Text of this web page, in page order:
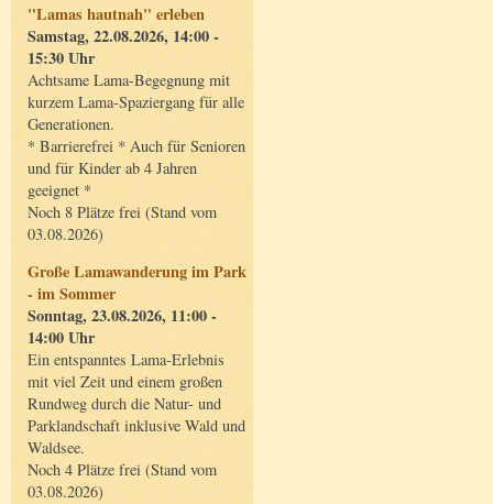
"Lamas hautnah" erleben
Samstag, 22.08.2026, 14:00 -
15:30 Uhr
Achtsame Lama-Begegnung mit
kurzem Lama-Spaziergang für alle
Generationen.
* Barrierefrei * Auch für Senioren
und für Kinder ab 4 Jahren
geeignet *
Noch 8 Plätze frei (Stand vom
03.08.2026)
Große Lamawanderung im Park
- im Sommer
Sonntag, 23.08.2026, 11:00 -
14:00 Uhr
Ein entspanntes Lama-Erlebnis
mit viel Zeit und einem großen
Rundweg durch die Natur- und
Parklandschaft inklusive Wald und
Waldsee.
Noch 4 Plätze frei (Stand vom
03.08.2026)